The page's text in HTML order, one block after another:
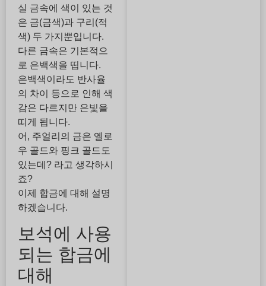
실 금속에 색이 있는 것
은 금(금색)과 구리(적
색) 두 가지뿐입니다.
다른 금속은 기본적으
로 은백색을 띱니다.
은백색이라도 반사율
의 차이 등으로 인해 색
감은 다르지만 은빛을
띠게 됩니다.
어, 주얼리의 금은 옐로
우 골드와 핑크 골드도
있는데? 라고 생각하시
죠?
이제 합금에 대해 설명
하겠습니다.
보석에 사용
되는 합금에
대해